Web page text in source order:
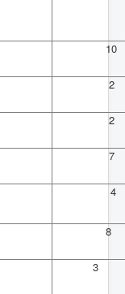
10
2
2
7
4
8
3